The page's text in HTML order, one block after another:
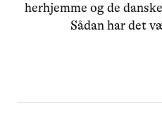
herhjemme og de
Sådan har det